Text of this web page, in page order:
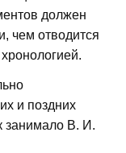
должен
чем отводится
и поздних
занимало В. И.